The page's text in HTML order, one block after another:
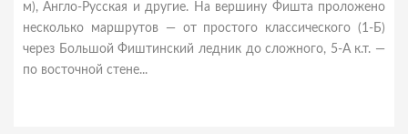
м), Англо-Русская и другие. На вершину Фишта проложено
несколько маршрутов — от простого классического (1-Б)
через Большой Фиштинский ледник до сложного, 5-А к.т. —
по восточной стене...